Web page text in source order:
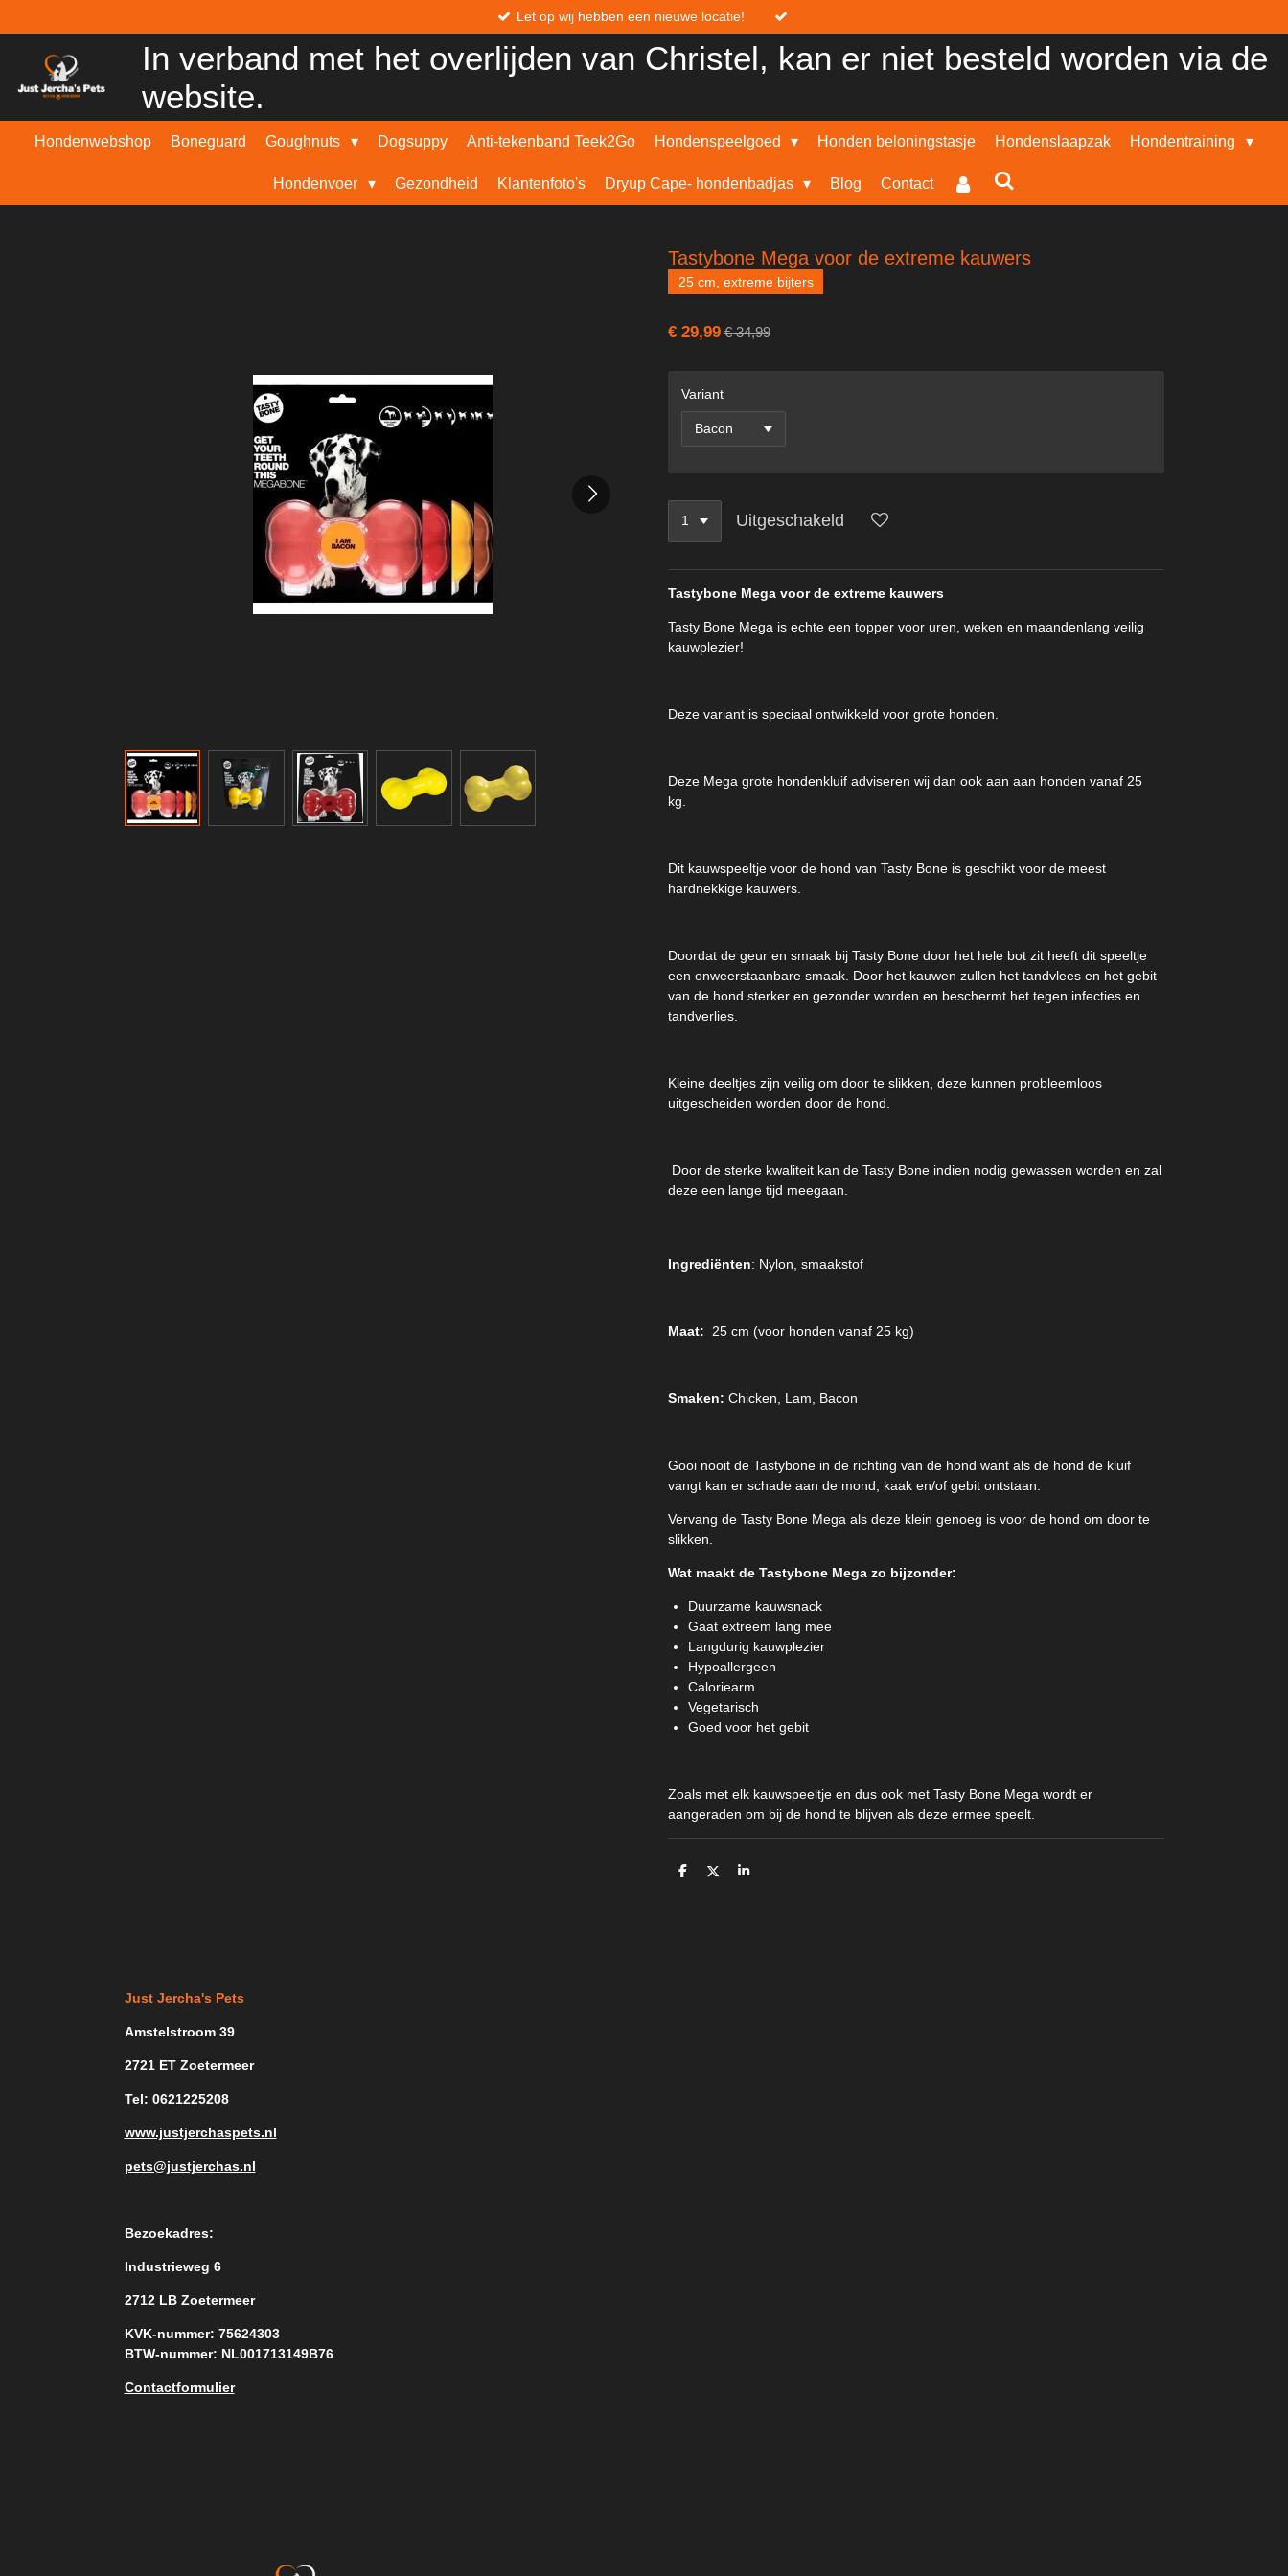
direct
hoofdinhoud
Let op wij hebben een nieuwe locatie!
In verband met het overlijden van Christel, kan er niet besteld worden via de
website.
Hondenwebshop Boneguard Goughnuts Dogsuppy Anti-tekenband Teek2Go Hondenspeelgoed Honden beloningstasje Hondenslaapzak Hondentraining
Hondenvoer Gezondheid Klantenfoto's Dryup Cape- hondenbadjas Blog Contact
Tastybone Mega voor de extreme kauwers
25 cm, extreme bijters
€ 29,99 € 34,99
Variant
Uitgeschakeld
Tastybone Mega voor de extreme kauwers
Tasty Bone Mega is echte een topper voor uren, weken en maandenlang veilig
kauwplezier!
Deze variant is speciaal ontwikkeld voor grote honden.
Deze Mega grote hondenkluif adviseren wij dan ook aan aan honden vanaf 25
kg.
Dit kauwspeeltje voor de hond van Tasty Bone is geschikt voor de meest
hardnekkige kauwers.
Doordat de geur en smaak bij Tasty Bone door het hele bot zit heeft dit speeltje
een onweerstaanbare smaak. Door het kauwen zullen het tandvlees en het gebit
van de hond sterker en gezonder worden en beschermt het tegen infecties en
tandverlies.
Kleine deeltjes zijn veilig om door te slikken, deze kunnen probleemloos
uitgescheiden worden door de hond.
Door de sterke kwaliteit kan de Tasty Bone indien nodig gewassen worden en zal
deze een lange tijd meegaan.
Ingrediënten: Nylon, smaakstof
Maat: 25 cm (voor honden vanaf 25 kg)
Smaken: Chicken, Lam, Bacon
Gooi nooit de Tastybone in de richting van de hond want als de hond de kluif
vangt kan er schade aan de mond, kaak en/of gebit ontstaan.
Vervang de Tasty Bone Mega als deze klein genoeg is voor de hond om door te
slikken.
Wat maakt de Tastybone Mega zo bijzonder:
Duurzame kauwsnack
Gaat extreem lang mee
Langdurig kauwplezier
Hypoallergeen
Caloriearm
Vegetarisch
Goed voor het gebit
Zoals met elk kauwspeeltje en dus ook met Tasty Bone Mega wordt er
aangeraden om bij de hond te blijven als deze ermee speelt.
D
D
S
Just Jercha's Pets
Amstelstroom 39
2721 ET Zoetermeer
Tel: 0621225208
www.justjerchaspets.nl
pets@justjerchas.nl
Bezoekadres:
Industrieweg 6
2712 LB Zoetermeer
KVK-nummer: 75624303
BTW-nummer: NL001713149B76
Contactformulier